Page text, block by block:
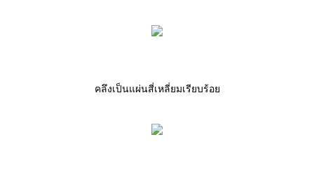
คลึงเป็นแผ่นสี่เหลี่ยมเรียบร้อ